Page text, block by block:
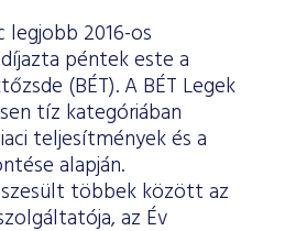
legjobb 2016-os
péntek este a
(BÉT). A BÉT Legek
tíz kategóriában
teljesítmények és a
alapján.
többek között az
az Év